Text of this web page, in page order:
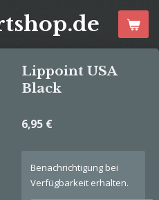
Lippoint USA
Black
6,95 €
Benachrichtigung bei
Verfügbarkeit erhalten.